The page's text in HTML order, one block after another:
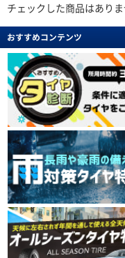
チェックした商品はありま
おすすめコンテンツ